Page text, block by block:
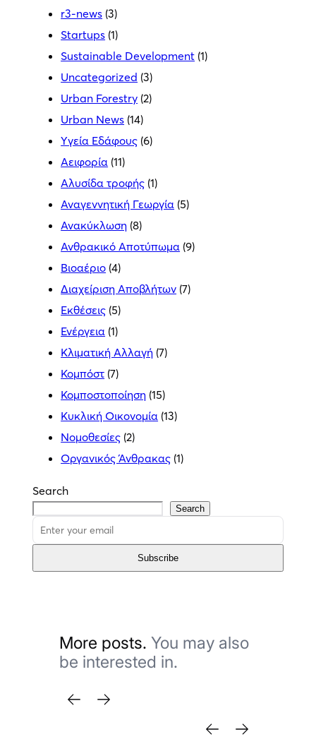
r3-news (3)
Startups (1)
Sustainable Development (1)
Uncategorized (3)
Urban Forestry (2)
Urban News (14)
Yγεία Εδάφους (6)
Αειφορία (11)
Αλυσίδα τροφής (1)
Αναγεννητική Γεωργία (5)
Ανακύκλωση (8)
Ανθρακικό Αποτύπωμα (9)
Βιοαέριο (4)
Διαχείριση Αποβλήτων (7)
Εκθέσεις (5)
Ενέργεια (1)
Κλιματική Αλλαγή (7)
Κομπόστ (7)
Κομποστοποίηση (15)
Κυκλική Οικονομία (13)
Νομοθεσίες (2)
Οργανικός Άνθρακας (1)
Search
Search
Subscribe
More posts.You may also
be interested in.